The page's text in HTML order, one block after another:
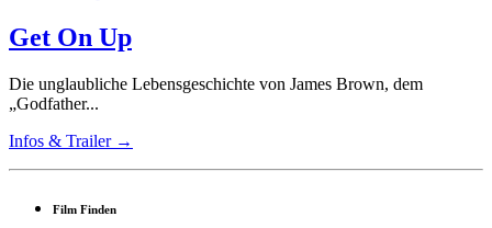
Get On Up
Die unglaubliche Lebensgeschichte von James Brown, dem
„Godfather...
Infos & Trailer →
Film Finden